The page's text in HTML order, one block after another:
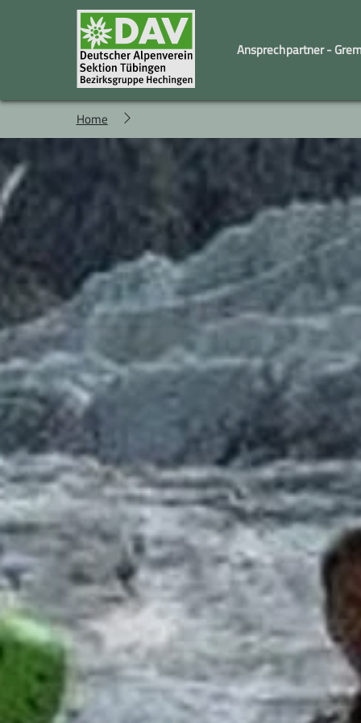
Ansprechpartner -
Geschäftstelle und Vorstand
Familiengruppe Wandergruppe
Kindergruppe
Home